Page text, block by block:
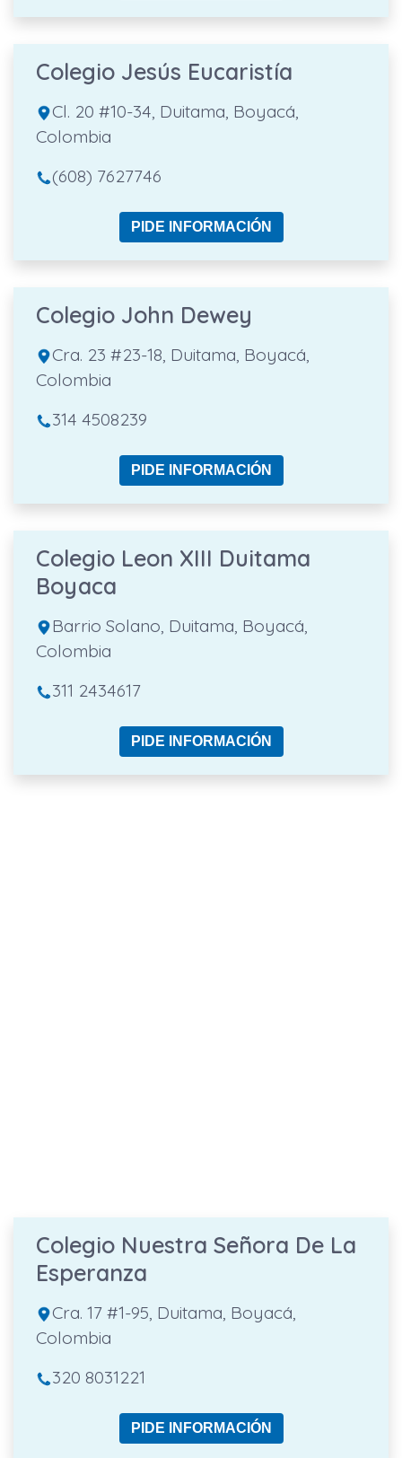
Colegio Jesús Eucaristía
Cl. 20 #10-34, Duitama, Boyacá,
Colombia
(608) 7627746
PIDE INFORMACIÓN
Colegio John Dewey
Cra. 23 #23-18, Duitama, Boyacá,
Colombia
314 4508239
PIDE INFORMACIÓN
Colegio Leon XIII Duitama
Boyaca
Barrio Solano, Duitama, Boyacá,
Colombia
311 2434617
PIDE INFORMACIÓN
Colegio Nuestra Señora De La
Esperanza
Cra. 17 #1-95, Duitama, Boyacá,
Colombia
320 8031221
PIDE INFORMACIÓN